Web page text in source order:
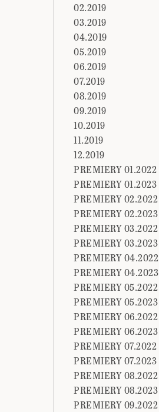
02.2019
03.2019
04.2019
05.2019
06.2019
07.2019
08.2019
09.2019
10.2019
11.2019
12.2019
PREMIERY 01.2022
PREMIERY 01.2023
PREMIERY 02.2022
PREMIERY 02.2023
PREMIERY 03.2022
PREMIERY 03.2023
PREMIERY 04.2022
PREMIERY 04.2023
PREMIERY 05.2022
PREMIERY 05.2023
PREMIERY 06.2022
PREMIERY 06.2023
PREMIERY 07.2022
PREMIERY 07.2023
PREMIERY 08.2022
PREMIERY 08.2023
PREMIERY 09.2022